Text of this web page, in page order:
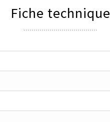
Fiche technique